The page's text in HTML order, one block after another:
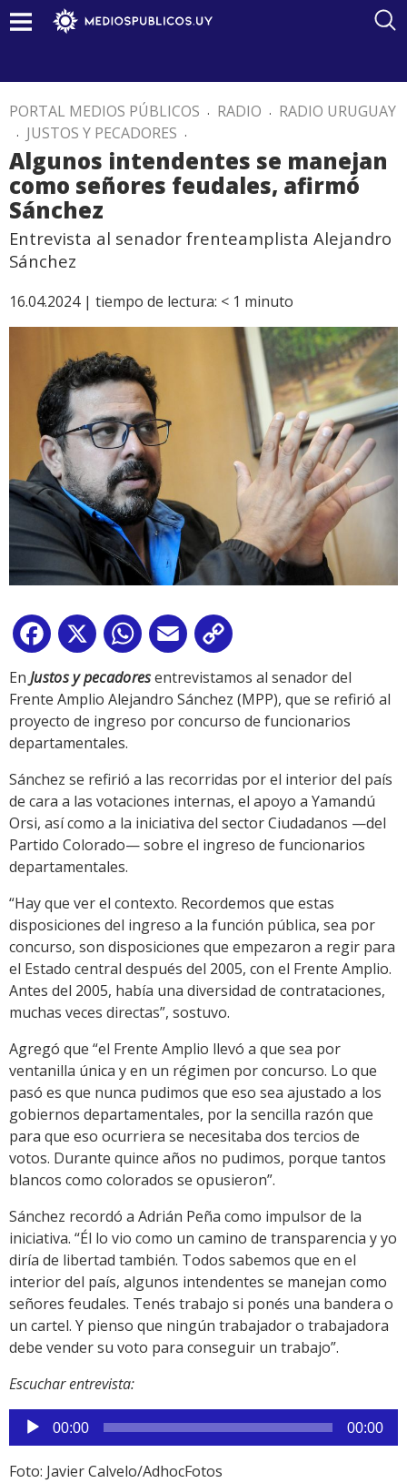
PORTAL MEDIOS PÚBLICOS . RADIO . RADIO URUGUAY
. JUSTOS Y PECADORES .
Algunos intendentes se manejan
como señores feudales, afirmó
Sánchez
Entrevista al senador frenteamplista Alejandro
Sánchez
16.04.2024 | tiempo de lectura: < 1 minuto
Facebook
X WhatsApp
Email
Link
En Justos y pecadoresentrevistamos al senador del
Frente Amplio Alejandro Sánchez (MPP), que se refirió al
proyecto de ingreso por concurso de funcionarios
departamentales.
Sánchez se refirió a las recorridas por el interior del país
de cara a las votaciones internas, el apoyo a Yamandú
Orsi, así como a la iniciativa del sector Ciudadanos —del
Partido Colorado— sobre el ingreso de funcionarios
departamentales.
“Hay que ver el contexto. Recordemos que estas
disposiciones del ingreso a la función pública, sea por
concurso, son disposiciones que empezaron a regir para
el Estado central después del 2005, con el Frente Amplio.
Antes del 2005, había una diversidad de contrataciones,
muchas veces directas”, sostuvo.
Agregó que “el Frente Amplio llevó a que sea por
ventanilla única y en un régimen por concurso. Lo que
pasó es que nunca pudimos que eso sea ajustado a los
gobiernos departamentales, por la sencilla razón que
para que eso ocurriera se necesitaba dos tercios de
votos. Durante quince años no pudimos, porque tantos
blancos como colorados se opusieron”.
Sánchez recordó a Adrián Peña como impulsor de la
iniciativa. “Él lo vio como un camino de transparencia y yo
diría de libertad también. Todos sabemos que en el
interior del país, algunos intendentes se manejan como
señores feudales. Tenés trabajo si ponés una bandera o
un cartel. Y pienso que ningún trabajador o trabajadora
debe vender su voto para conseguir un trabajo”.
Escuchar entrevista:
Reproductor
de
audio
00:00 00:00
Foto: Javier Calvelo/AdhocFotos